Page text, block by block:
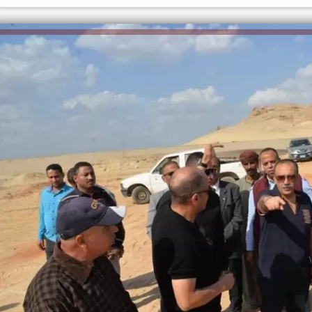
إلهام شرشر تكتب: دي مبقتش كورة..
دي سياسة
الكاتبة إلهام شرشر تهنئ الرئيس
السيسي بعيد ميلاده وتُشيد بجهوده